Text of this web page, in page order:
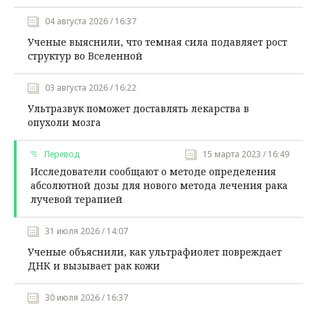
04 августа 2026 / 16:37
Ученые выяснили, что темная сила подавляет рост
структур во Вселенной
03 августа 2026 / 16:22
Ультразвук поможет доставлять лекарства в
опухоли мозга
Перевод 15 марта 2023 / 16:49
Исследователи сообщают о методе определения
абсолютной дозы для нового метода лечения рака
лучевой терапией
31 июля 2026 / 14:07
Ученые объяснили, как ультрафиолет повреждает
ДНК и вызывает рак кожи
30 июля 2026 / 16:37